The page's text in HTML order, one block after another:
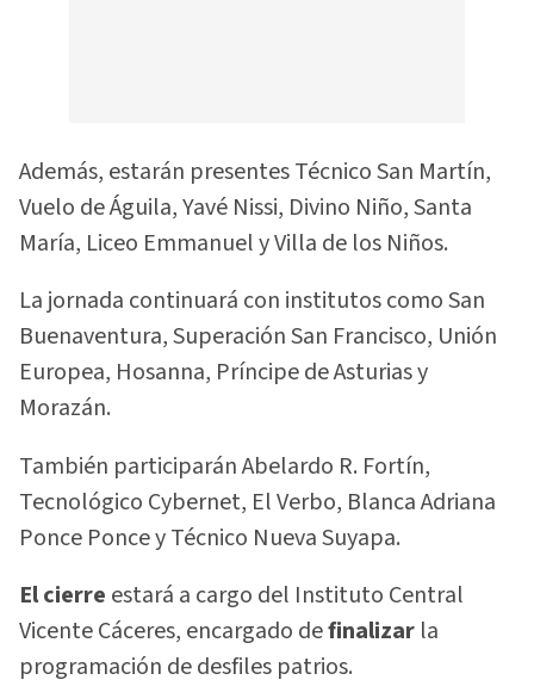
Además, estarán presentes Técnico San Martín,
Vuelo de Águila, Yavé Nissi, Divino Niño, Santa
María, Liceo Emmanuel y Villa de los Niños.
La jornada continuará con institutos como San
Buenaventura, Superación San Francisco, Unión
Europea, Hosanna, Príncipe de Asturias y
Morazán.
También participarán Abelardo R. Fortín,
Tecnológico Cybernet, El Verbo, Blanca Adriana
Ponce Ponce y Técnico Nueva Suyapa.
El cierre estará a cargo del Instituto Central
Vicente Cáceres, encargado definalizar la
programación de desfiles patrios.